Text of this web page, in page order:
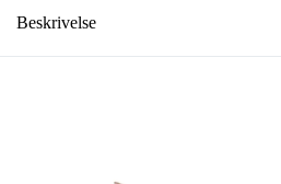
Beskrivelse